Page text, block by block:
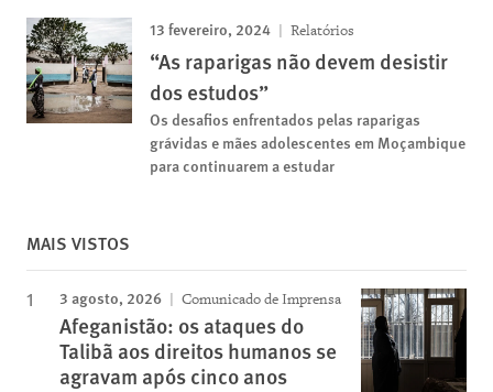
13 fevereiro, 2024 Relatórios
“As raparigas não devem desistir
dos estudos”
Os desafios enfrentados pelas raparigas
grávidas e mães adolescentes em Moçambique
para continuarem a estudar
MAIS VISTOS
3 agosto, 2026 Comunicado de Imprensa
Afeganistão: os ataques do
Talibã aos direitos humanos se
agravam após cinco anos